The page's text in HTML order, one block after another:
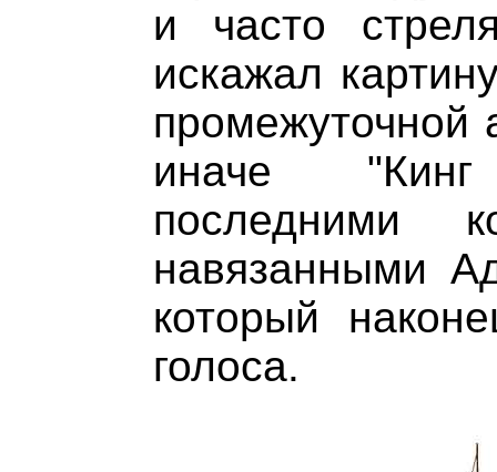
и часто
искажал
промежуточной
иначе
последними
навязанными
который
голоса.